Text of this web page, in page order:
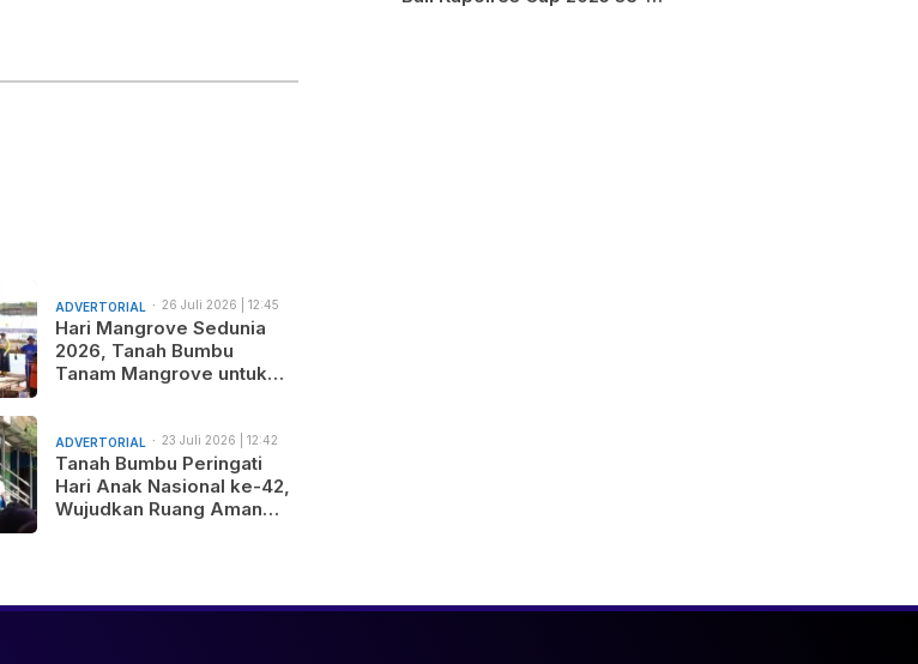
ADVERTORIAL
26 Juli 2026 | 12:45
am
Hari Mangrove Sedunia
2026, Tanah Bumbu
Tanam Mangrove untuk
ADVERTORIAL
23 Juli 2026 | 12:42
am
Tanah Bumbu Peringati
Hari Anak Nasional ke-42,
Wujudkan Ruang Aman